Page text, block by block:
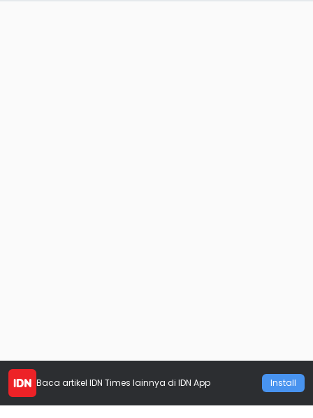
Baca artikel IDN Times lainnya di IDN App Install